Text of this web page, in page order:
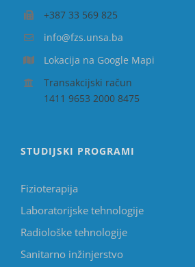
+387 33 569 825
info@fzs.unsa.ba
Lokacija na Google Mapi
Transakcijski račun
1411 9653 2000 8475
STUDIJSKI PROGRAMI
Fizioterapija
Laboratorijske tehnologije
Radiološke tehnologije
Sanitarno inžinjerstvo